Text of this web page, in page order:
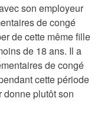
son employeur
de congé
de cette même fille
de 18 ans. Il a
de congé
cette période
plutôt son